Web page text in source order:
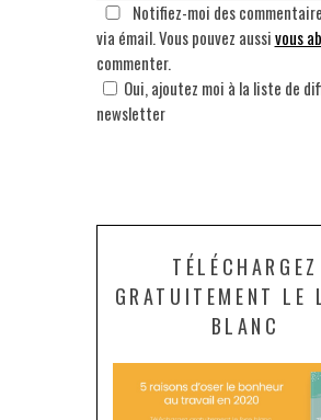
Notifiez-moi des
via émail. Vous pouvez aussivous
commenter.
Oui, ajoutez moi à la liste de
newsletter
TÉLÉCHARGEZ
GRATUITEMENT LE
BLANC